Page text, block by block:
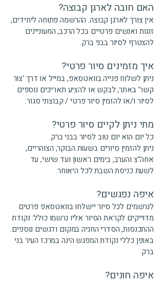
האם חובה לארגן קבוצה?
אין צורך לארגן קבוצה. ההרשמה פתוחה ליחידים,
זוגות ואנשים פרטיים בכל הרכב, המעוניינים
להצטרף לסיור בבני ברק.
איך מזמינים סיור פרטי?
ניתן לשלוח פנייה בוואטסאפ, במייל או דרך 'צור
קשר' באתר, לבקש או להציע תאריכים נוספים
לסיור ו/או להזמין סיור פרטי / קבוצתי סגור.
מתי ניתן לקיים סיור פרטי?
כל יום הוא יום טוב לסיור בבני ברק.
ניתן להזמין סיורים בשעות הבוקר, הצוהריים,
אחה"צ והערב, בימים ראשון ועד שישי, עד
לשעת כניסת השבת לכל היאוחר.
איפה נפגשים?
לנרשמים לכל סיור יישלחו בוואטסאפ פרטים
מדוייקים לקראת הסיור אליו נרשמו כולל: נקודת
ההתכנסות, הסדרי החניה במקום ודגשים נוספים.
באופן כללי נקודת המפגש הינה במרכז העיר בני
ברק.
איפה חונים?